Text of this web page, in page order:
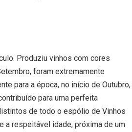
Produziu vinhos com cores
foram extremamente
para a época, no início de Outubro,
para uma perfeita
de todo o espólio de Vinhos
a respeitável idade, próxima de um